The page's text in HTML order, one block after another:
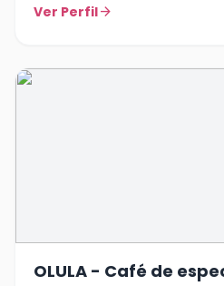
Ver Perfilarrow_forward
OLULA - Café de